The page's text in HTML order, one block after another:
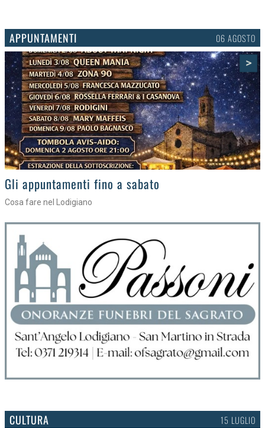
APPUNTAMENTI 03 AGOSTO
>
Gli eventi della settimana
Tra torte, cinema e musica live
CULTURA 15 LUGLIO